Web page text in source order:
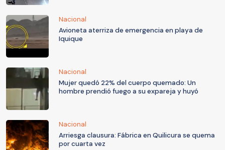
Nacional
Avioneta aterriza de emergencia en playa de
Iquique
Nacional
Mujer quedó 22% del cuerpo quemado: Un
hombre prendió fuego a su expareja y huyó
Nacional
Arriesga clausura: Fábrica en Quilicura se quema
por cuarta vez